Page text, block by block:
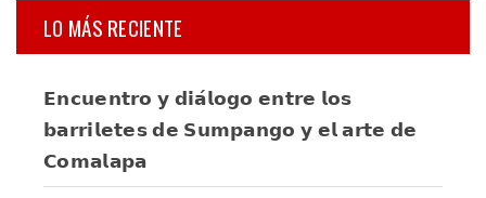
LO MÁS RECIENTE
𝗘𝗻𝗰𝘂𝗲𝗻𝘁𝗿𝗼 𝘆 𝗱𝗶𝗮́𝗹𝗼𝗴𝗼 𝗲𝗻𝘁𝗿𝗲 𝗹𝗼𝘀
𝗯𝗮𝗿𝗿𝗶𝗹𝗲𝘁𝗲𝘀 𝗱𝗲 𝗦𝘂𝗺𝗽𝗮𝗻𝗴𝗼 𝘆 𝗲𝗹 𝗮𝗿𝘁𝗲 𝗱𝗲
𝗖𝗼𝗺𝗮𝗹𝗮𝗽𝗮